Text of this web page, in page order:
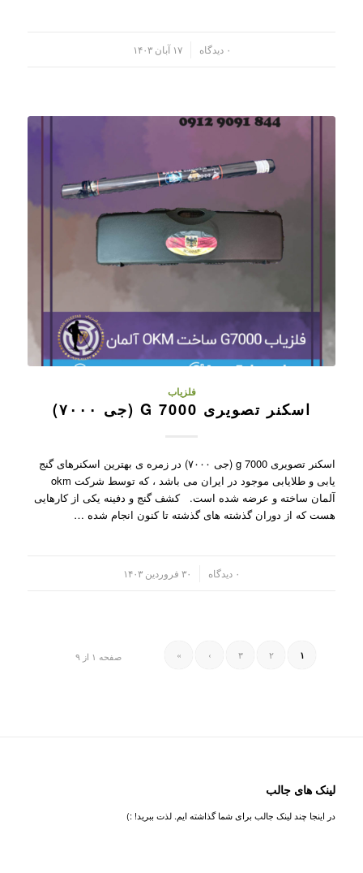
۰ دیدگاه ۱۷ آبان ۱۴۰۳
فلزیاب
اسکنر تصویری G 7000 (جی ۷۰۰۰)
اسکنر تصویری g 7000 (جی ۷۰۰۰) در زمره ی بهترین اسکنرهای گنج
یابی و طلایابی موجود در ایران می باشد ، که توسط شرکت okm
آلمان ساخته و عرضه شده است. کشف گنج و دفینه یکی از کارهایی
هست که از دوران گذشته های گذشته تا کنون انجام شده …
۰ دیدگاه ۳۰ فروردین ۱۴۰۳
صفحه ۱ از ۹ ۱ ۲ ۳ ›
»
لینک های جالب
در اینجا چند لینک جالب برای شما گذاشته ایم. لذت ببرید! :)